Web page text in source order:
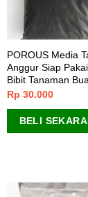
POROUS Media
Anggur Siap
Bibit Tanaman
Rp 30.000
BELI